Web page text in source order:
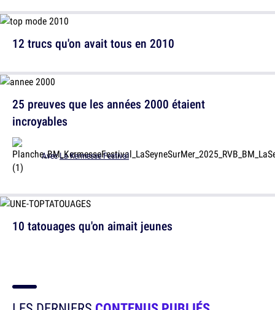
12 trucs qu'on avait tous en 2010
25 preuves que les années 2000 étaient
incroyables
AvecLa Kermesse Festival
10 tatouages qu'on aimait jeunes